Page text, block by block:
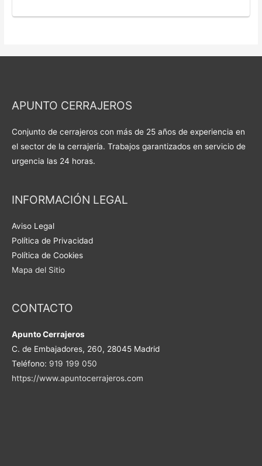
APUNTO CERRAJEROS
Conjunto de cerrajeros con más de 25 años de experiencia en
el sector de la cerrajería. Trabajos garantizados en servicio de
urgencia las 24 horas.
INFORMACIÓN LEGAL
Aviso Legal
Política de Privacidad
Política de Cookies
Mapa del Sitio
CONTACTO
Apunto Cerrajeros
C. de Embajadores, 260, 28045 Madrid
Teléfono: 919 199 050
https://www.apuntocerrajeros.com